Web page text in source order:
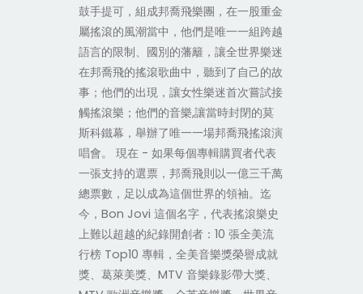
鼓手提可，組成邦喬飛樂團，在一股重金
屬搖滾的風潮當中，他們是唯一一組跨越
語言的限制、國別的藩籬，讓全世界樂迷
在邦喬飛的搖滾歌曲中，聽到了自己的故
事；他們的出現，讓女性樂迷首次嘗試接
觸搖滾樂；他們的音樂,讓當時封閉的莫
斯科鐵幕，舉辦了唯一一場邦喬飛搖滾演
唱會。 現在 - 如果每個專輯購買者代表
一張支持的選票，邦喬飛則以一億三千萬
總票數，足以成為這個世界的領袖。迄
今，Bon Jovi 這個名字，代表搖滾樂史
上難以超越的紀錄開創者：10 張全美流
行榜 Top10 專輯，全美音樂獎榮譽成就
獎、葛萊美獎、MTV 音樂錄影帶大獎、